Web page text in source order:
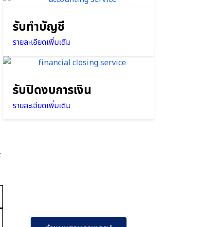
รับทำบัญชี
รายละเอียดเพิ่มเติม
รับปิดงบการเงิน
รายละเอียดเพิ่มเติม